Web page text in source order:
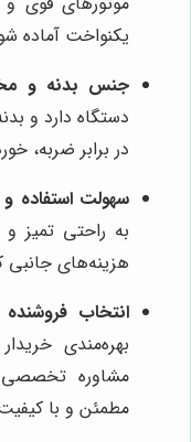
یکنواخت آماده
جنس بدنه و
دستگاه دارد و
در برابر ضربه،
سهولت استفاده و
به راحتی تمیز
هزینه‌های
انتخاب فروشنده
بهره‌مندی
مشاوره
مطمئن و با